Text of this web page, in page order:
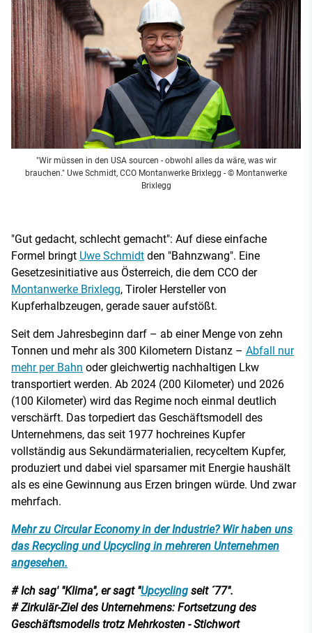
"Wir müssen in den USA sourcen - obwohl alles da wäre, was wir
brauchen." Uwe Schmidt, CCO Montanwerke Brixlegg - © Montanwerke
Brixlegg
"Gut gedacht, schlecht gemacht": Auf diese einfache
Formel bringt Uwe Schmidt den "Bahnzwang". Eine
Gesetzesinitiative aus Österreich, die dem CCO der
Montanwerke Brixlegg, Tiroler Hersteller von
Kupferhalbzeugen, gerade sauer aufstößt.
Seit dem Jahresbeginn darf – ab einer Menge von zehn
Tonnen und mehr als 300 Kilometern Distanz – Abfall nur
mehr per Bahn oder gleichwertig nachhaltigen Lkw
transportiert werden. Ab 2024 (200 Kilometer) und 2026
(100 Kilometer) wird das Regime noch einmal deutlich
verschärft. Das torpediert das Geschäftsmodell des
Unternehmens, das seit 1977 hochreines Kupfer
vollständig aus Sekundärmaterialien, recyceltem Kupfer,
produziert und dabei viel sparsamer mit Energie haushält
als es eine Gewinnung aus Erzen bringen würde. Und zwar
mehrfach.
Mehr zu Circular Economy in der Industrie? Wir haben uns
das Recycling und Upcycling in mehreren Unternehmen
angesehen.
# Ich sag' "Klima", er sagt "Upcycling seit ´77".
# Zirkulär-Ziel des Unternehmens: Fortsetzung des
Geschäftsmodells trotz Mehrkosten - Stichwort